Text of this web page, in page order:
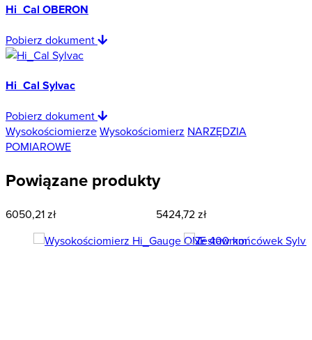
Hi_Cal OBERON
Pobierz dokument
Hi_Cal Sylvac
Pobierz dokument
WysokościomierzeWysokościomierz NARZĘDZIA
POMIAROWE
Powiązane produkty
6050,21 zł 5424,72 zł